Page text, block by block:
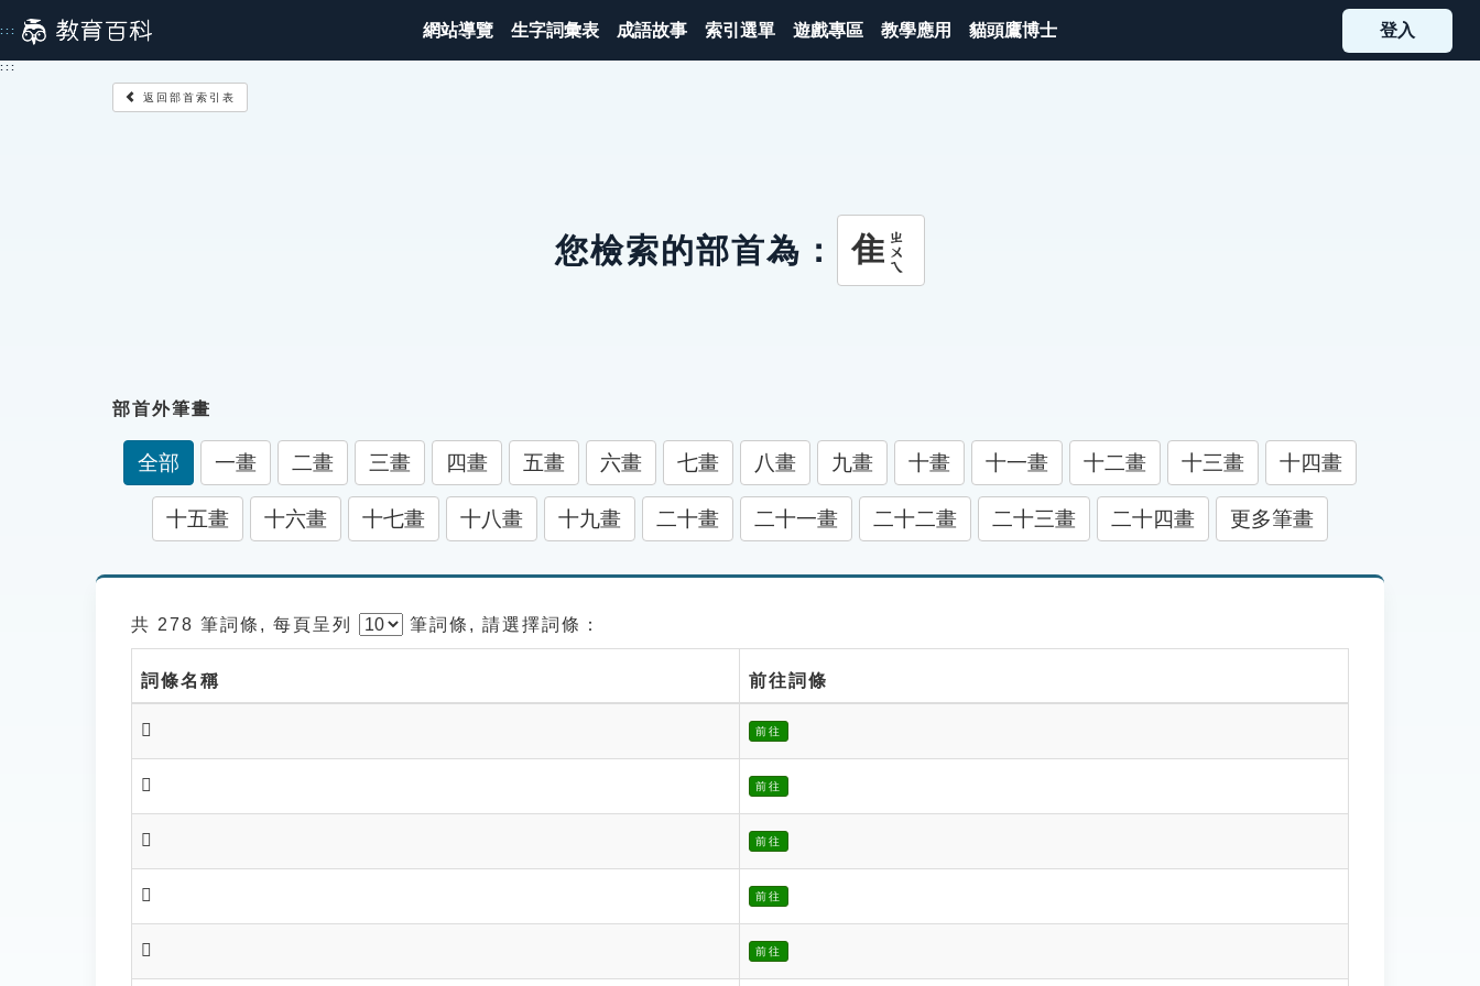
到
主
::: 網站導覽 生字詞彙表 成語故事 索引選單 遊戲專區 教學應用 貓頭鷹博士 登入
:::
返回部首索引表
您檢索的部首為： 隹ㄓㄨㄟ
部首外筆畫
全部 一畫 二畫 三畫 四畫 五畫 六畫 七畫 八畫 九畫 十畫 十一畫 十二畫 十三畫 十四畫
十五畫 十六畫 十七畫 十八畫 十九畫 二十畫 二十一畫 二十二畫 二十三畫 二十四畫 更多筆畫
共 278 筆詞條, 每頁呈列 筆詞條, 請選擇詞條：
詞條名稱 前往詞條
𩁒 前往
𩁓 前往
𩁓 前往
𩁕 前往
𩁕 前往